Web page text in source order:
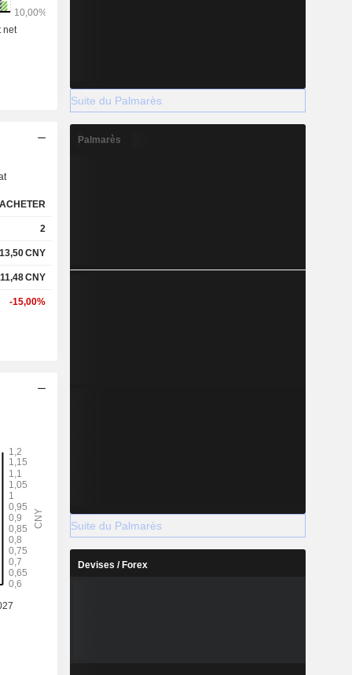
ACHETER
2
13,50CNY
11,48CNY
-15,00%
Suite du Palmarès
Palmarès
Suite du Palmarès
Devises / Forex